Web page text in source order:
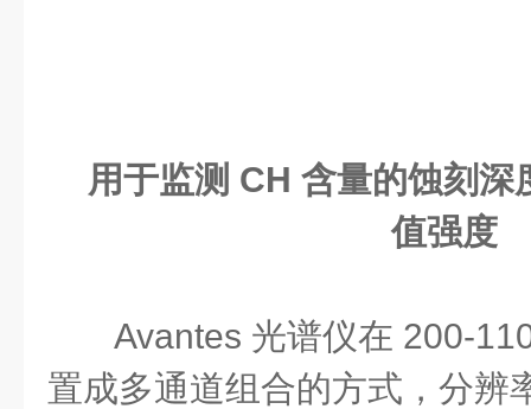
用于监测 CH 含量的蚀刻
值强度
Avantes 光谱仪在 200-
置成多通道组合的方式，分辨